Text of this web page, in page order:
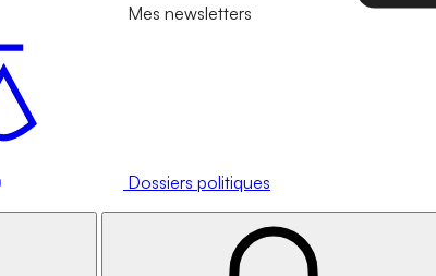
Mes newsletters
Dossiers politiques